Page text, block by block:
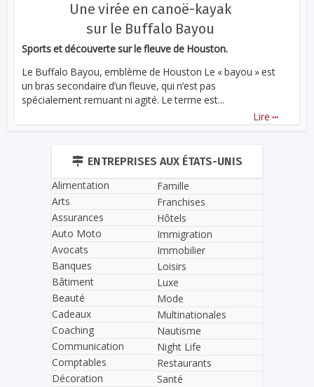
Une virée en canoë-kayak
sur le Buffalo Bayou
Sports et découverte sur le fleuve de Houston.
Le Buffalo Bayou, emblème de Houston Le « bayou » est
un bras secondaire d’un fleuve, qui n’est pas
spécialement remuant ni agité. Le terme est...
Lire ...
ENTREPRISES AUX ÉTATS-UNIS
Alimentation
Arts
Assurances
Auto Moto
Avocats
Banques
Bâtiment
Beauté
Cadeaux
Coaching
Communication
Comptables
Décoration
Famille
Franchises
Hôtels
Immigration
Immobilier
Loisirs
Luxe
Mode
Multinationales
Nautisme
Night Life
Restaurants
Santé